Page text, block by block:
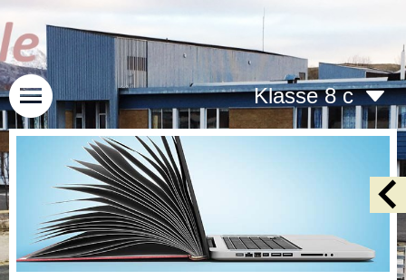
Klasse 8 c